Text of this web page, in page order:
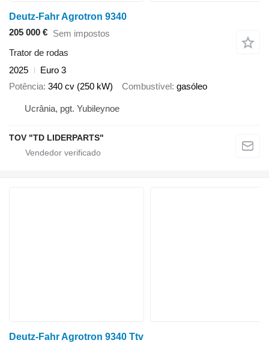
Deutz-Fahr Agrotron 9340
205 000 € Sem impostos
Trator de rodas
2025
Euro 3
Potência 340 cv (250 kW) Combustível gasóleo
Ucrânia, pgt. Yubileynoe
TOV "TD LIDERPARTS"
Deutz-Fahr Agrotron 9340 Ttv